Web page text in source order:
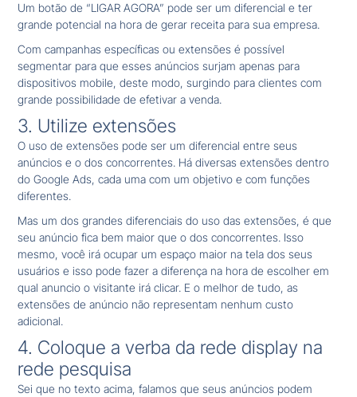
Um botão de “LIGAR AGORA” pode ser um diferencial e ter
grande potencial na hora de gerar receita para sua empresa.
Com campanhas específicas ou extensões é possível
segmentar para que esses anúncios surjam apenas para
dispositivos mobile, deste modo, surgindo para clientes com
grande possibilidade de efetivar a venda.
3. Utilize extensões
O uso de extensões pode ser um diferencial entre seus
anúncios e o dos concorrentes. Há diversas extensões dentro
do Google Ads, cada uma com um objetivo e com funções
diferentes.
Mas um dos grandes diferenciais do uso das extensões, é que
seu anúncio fica bem maior que o dos concorrentes. Isso
mesmo, você irá ocupar um espaço maior na tela dos seus
usuários e isso pode fazer a diferença na hora de escolher em
qual anuncio o visitante irá clicar. E o melhor de tudo, as
extensões de anúncio não representam nenhum custo
adicional.
4. Coloque a verba da rede display na
rede pesquisa
Sei que no texto acima, falamos que seus anúncios podem